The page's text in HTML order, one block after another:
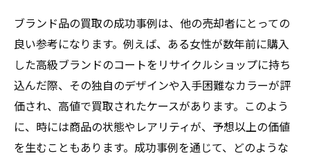
ブランド品の買取の成功事例は、他の売却者にとっての
良い参考になります。例えば、ある女性が数年前に購入
した高級ブランドのコートをリサイクルショップに持ち
込んだ際、その独自のデザインや入手困難なカラーが評
価され、高値で買取されたケースがあります。このよう
に、時には商品の状態やレアリティが、予想以上の価値
を生むこともあります。成功事例を通じて、どのような